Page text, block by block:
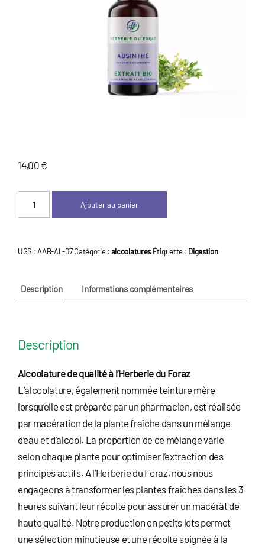
14,00 €
Absinthe
Ajouter au panier
UGS :AAB-AL-07 Catégorie : alcoolatures Étiquette : Digestion
Description Informations complémentaires
Description
Alcoolature de qualité à l’Herberie du Foraz
L’alcoolature, également nommée teinture mère
lorsqu’elle est préparée par un pharmacien, est réalisée
par macération de la plante fraîche dans un mélange
d’eau et d’alcool. La proportion de ce mélange varie
selon chaque plante pour optimiser l’extraction des
principes actifs. A l’Herberie du Foraz, nous nous
engageons à transformer les plantes fraîches dans les 3
heures suivant leur récolte pour assurer un macérât de
haute qualité. Notre production en petits lots permet
une sélection minutieuse et une récolte soignée à la